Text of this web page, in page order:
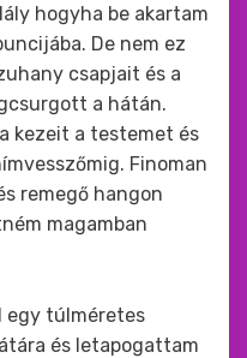
hogyha be akartam
De nem ez
csapjait és a
a hátán.
kezeit a testemet és
Finoman
remegő hangon
magamban
egy túlméretes
és letapogattam